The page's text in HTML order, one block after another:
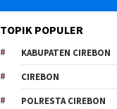
TOPIK POPULER
KABUPATEN CIREBON
CIREBON
POLRESTA CIREBON